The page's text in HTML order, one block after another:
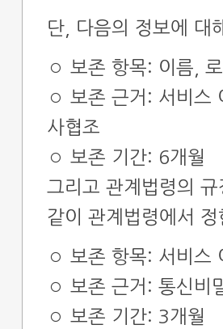
단, 다음의 정보에 대
◦ 보존 항목: 이름,
◦ 보존 근거: 서비스
사협조
◦ 보존 기간: 6개월
그리고 관계법령의
같이 관계법령에서
◦ 보존 항목: 서비스
◦ 보존 근거: 통신비
◦ 보존 기간: 3개월